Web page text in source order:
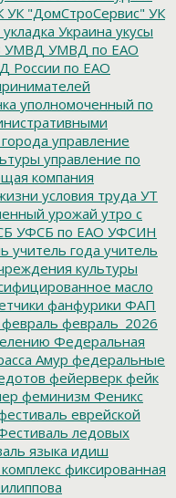
УК "ДомСтроСервис" УК
укладка Украина укусы
УМВД УМВД по ЕАО
России по ЕАО
уполномоченный по
управление
управление по
компания
условия труда УТ
урожай утро с
УФСБ по ЕАО УФСИН
учитель года учитель
культуры
масло
фанфурики ФАП
февраль февраль_2026
Федеральная
Амур федеральные
фейерверк фейк
феминизм Феникс
еврейской
ледовых
языка идиш
фиксированная